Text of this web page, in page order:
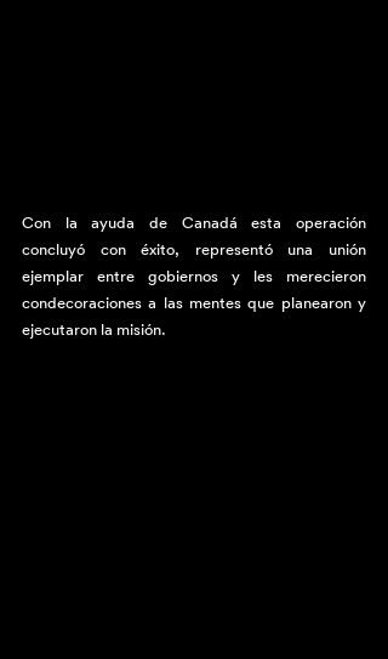
Con la ayuda de Canadá esta operación
concluyó con éxito, representó una unión
ejemplar entre gobiernos y les merecieron
condecoraciones a las mentes que planearon y
ejecutaron la misión.